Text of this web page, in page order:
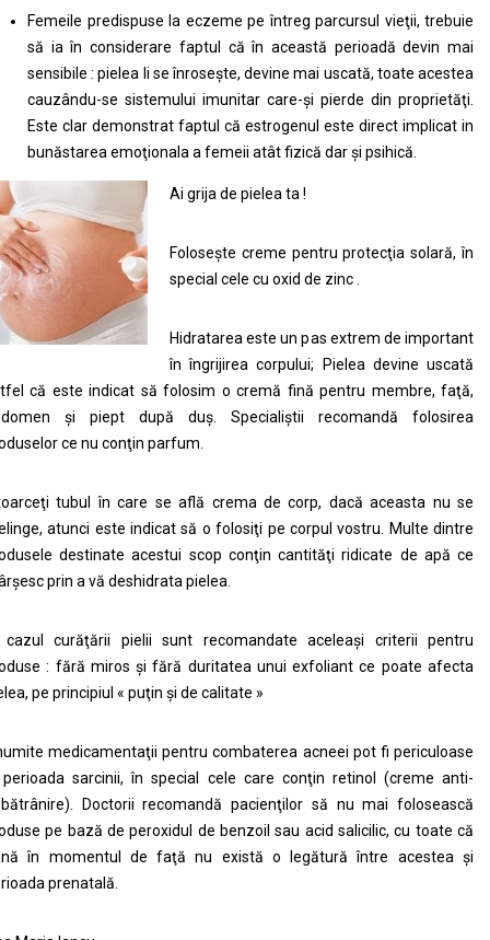
Femeile predispuse la eczeme pe întreg parcursul vieţii, trebuie
să ia în considerare faptul că în această perioadă devin mai
sensibile : pielea li se înroseşte, devine mai uscată, toate acestea
cauzându-se sistemului imunitar care-şi pierde din proprietăţi.
Este clar demonstrat faptul că estrogenul este direct implicat in
bunăstarea emoţionala a femeii atât fizică dar şi psihică.
Ai grija de pielea ta !
Foloseşte creme pentru protecţia solară, în
special cele cu oxid de zinc .
Hidratarea este un pas extrem de important
în îngrijirea corpului; Pielea devine uscată
că este indicat să folosim o cremă fină pentru membre, faţă,
şi piept după duş. Specialiştii recomandă folosirea
ce nu conţin parfum.
tubul în care se află crema de corp, dacă aceasta nu se
atunci este indicat să o folosiţi pe corpul vostru. Multe dintre
destinate acestui scop conţin cantităţi ridicate de apă ce
prin a vă deshidrata pielea.
cazul curăţării pielii sunt recomandate aceleaşi criterii pentru
: fără miros şi fără duritatea unui exfoliant ce poate afecta
pe principiul « puţin şi de calitate »
medicamentaţii pentru combaterea acneei pot fi periculoase
sarcinii, în special cele care conţin retinol (creme anti-
Doctorii recomandă pacienţilor să nu mai folosească
pe bază de peroxidul de benzoil sau acid salicilic, cu toate că
în momentul de faţă nu există o legătură între acestea şi
prenatală.